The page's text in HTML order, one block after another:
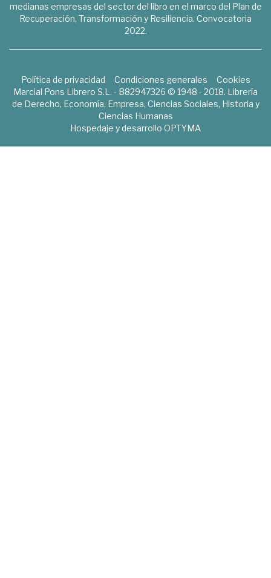
medianas empresas del sector del libro en el marco del Plan de
Recuperación, Transformación y Resiliencia. Convocatoria
2022.
Política de privacidad Condiciones generales
Cookies
Marcial Pons Librero S.L. - B82947326 © 1948 - 2018. Librería
de Derecho, Economía, Empresa, Ciencias Sociales, Historia y
Ciencias Humanas
Hospedaje y desarrollo OPTYMA